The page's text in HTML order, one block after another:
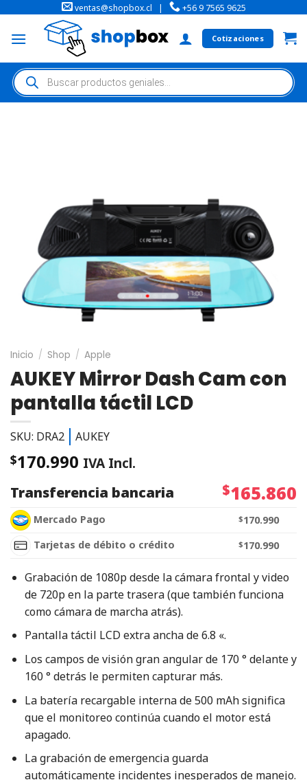
ventas@shopbox.cl | +56 9 7565 9625
Cotizaciones
Inicio / Shop / Apple
AUKEY Mirror Dash Cam con
pantalla táctil LCD
SKU: DRA2 AUKEY
$170.990 IVA Incl.
Transferencia bancaria
$165.860
Mercado Pago $170.990
Tarjetas de débito o crédito
$170.990
Grabación de 1080p desde la cámara frontal y video
de 720p en la parte trasera (que también funciona
como cámara de marcha atrás).
Pantalla táctil LCD extra ancha de 6.8 «.
Los campos de visión gran angular de 170 ° delante y
160 ° detrás le permiten capturar más.
La batería recargable interna de 500 mAh significa
que el monitoreo continúa cuando el motor está
apagado.
La grabación de emergencia guarda
automáticamente incidentes inesperados de manejo.